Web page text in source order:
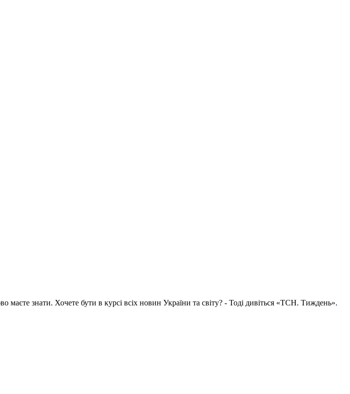
маєте знати. Хочете бути в курсі всіх новин України та світу? - Тоді дивіться «ТСН. Тиждень».